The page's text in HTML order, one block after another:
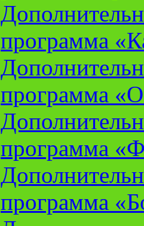
программа
программа
программа
программа